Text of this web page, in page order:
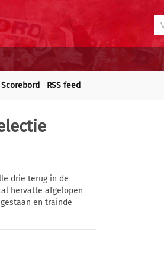
Scorebord RSS feed
drie terug in de
hervatte afgelopen
en trainde